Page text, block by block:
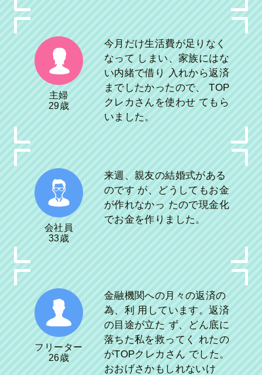
主婦
29歳
今月だけ生活費が足りなく
なって しまい、家族にはな
い内緒で借り 入れから返済
までしたかったので、 TOP
クレカさんを使わせ てもら
いました。
会社員
33歳
来週、親友の結婚式がある
のです が、どうしてもお金
が作れなかっ たので現金化
でお金を作りました。
フリーター
26歳
金融機関への月々の返済の
為、利 用しています。返済
の目途が立た ず、どん底に
落ちた私を救ってく れたの
がTOPクレカさん でした。
おおげさかもしれないけ